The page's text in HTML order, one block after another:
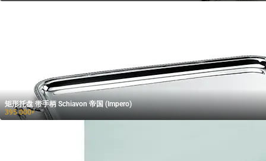
矩形托盘 带手柄 Schiavon 帝国 (Impero)
395 000₽